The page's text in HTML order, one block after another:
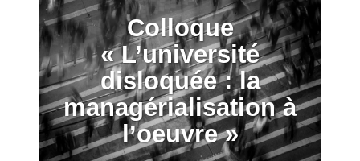
Colloque
« L’université
disloquée : la
managérialisation à
l’oeuvre »